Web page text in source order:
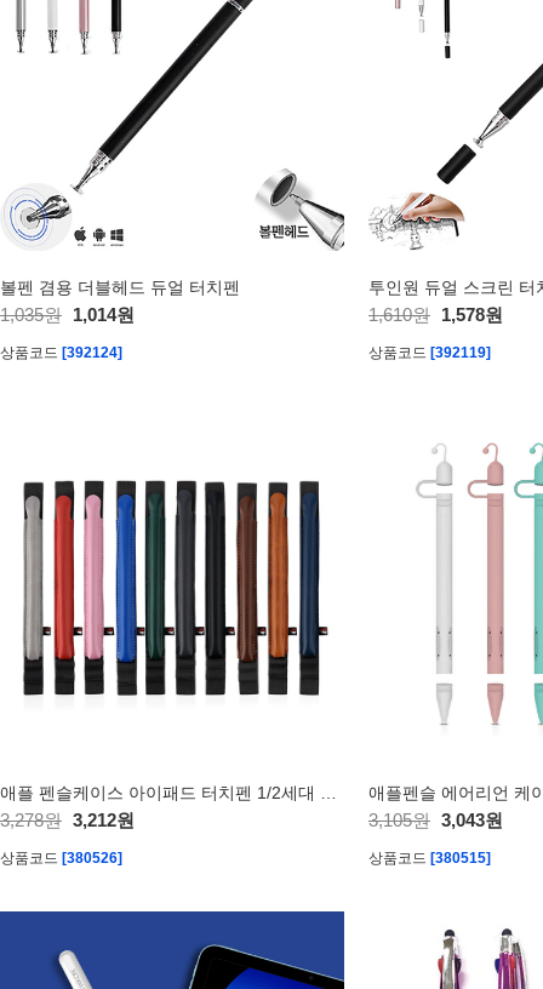
볼펜 겸용 더블헤드 듀얼 터치펜
1,035원 1,014원
상품코드 [392124]
투인원 듀얼 스크린 터
1,610원 1,578원
상품코드 [392119]
3,278원 3,212원
상품코드 [380526]
3,105원 3,043원
상품코드 [380515]